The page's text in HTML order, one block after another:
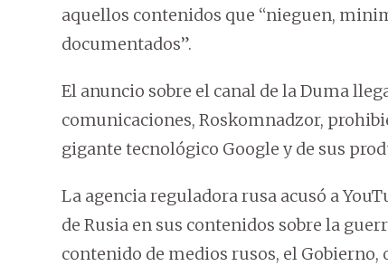
aquellos contenidos que “nieguen,
documentados”.
El anuncio sobre el canal de la Duma
comunicaciones, Roskomnadzor,
gigante tecnológico Google y de sus
La agencia reguladora rusa acusó a
de Rusia en sus contenidos sobre la
contenido de medios rusos, el